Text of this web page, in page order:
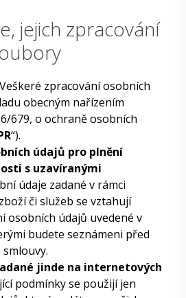
jejich zpracování
Veškeré zpracování osobních
obecným nařízením
679, o ochraně osobních
“).
údajů pro plnění
s uzavíranými
údaje zadané v rámci
či služeb se vztahují
osobních údajů uvedené v
budete seznámeni před
jinde na internetových
podmínky se použijí jen